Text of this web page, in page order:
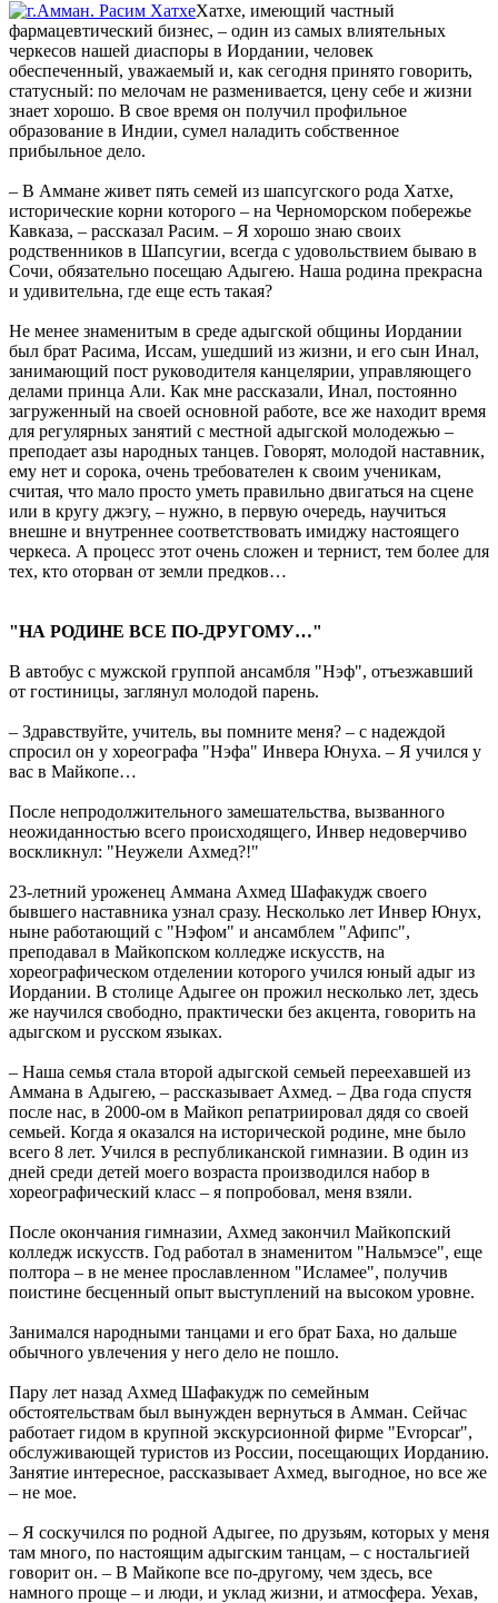
Хатхе, имеющий частный
фармацевтический бизнес, – один из самых влиятельных
черкесов нашей диаспоры в Иордании, человек
обеспеченный, уважаемый и, как сегодня принято говорить,
статусный: по мелочам не разменивается, цену себе и жизни
знает хорошо. В свое время он получил профильное
образование в Индии, сумел наладить собственное
прибыльное дело.
– В Аммане живет пять семей из шапсугского рода Хатхе,
исторические корни которого – на Черноморском побережье
Кавказа, – рассказал Расим. – Я хорошо знаю своих
родственников в Шапсугии, всегда с удовольствием бываю в
Сочи, обязательно посещаю Адыгею. Наша родина прекрасна
и удивительна, где еще есть такая?
Не менее знаменитым в среде адыгской общины Иордании
был брат Расима, Иссам, ушедший из жизни, и его сын Инал,
занимающий пост руководителя канцелярии, управляющего
делами принца Али. Как мне рассказали, Инал, постоянно
загруженный на своей основной работе, все же находит время
для регулярных занятий с местной адыгской молодежью –
преподает азы народных танцев. Говорят, молодой наставник,
ему нет и сорока, очень требователен к своим ученикам,
считая, что мало просто уметь правильно двигаться на сцене
или в кругу джэгу, – нужно, в первую очередь, научиться
внешне и внутреннее соответствовать имиджу настоящего
черкеса. А процесс этот очень сложен и тернист, тем более для
тех, кто оторван от земли предков…
"НА РОДИНЕ ВСЕ ПО-ДРУГОМУ…"
В автобус с мужской группой ансамбля "Нэф", отъезжавший
от гостиницы, заглянул молодой парень.
– Здравствуйте, учитель, вы помните меня? – с надеждой
спросил он у хореографа "Нэфа" Инвера Юнуха. – Я учился у
вас в Майкопе…
После непродолжительного замешательства, вызванного
неожиданностью всего происходящего, Инвер недоверчиво
воскликнул: "Неужели Ахмед?!"
23-летний уроженец Аммана Ахмед Шафакудж своего
бывшего наставника узнал сразу. Несколько лет Инвер Юнух,
ныне работающий с "Нэфом" и ансамблем "Афипс",
преподавал в Майкопском колледже искусств, на
хореографическом отделении которого учился юный адыг из
Иордании. В столице Адыгее он прожил несколько лет, здесь
же научился свободно, практически без акцента, говорить на
адыгском и русском языках.
– Наша семья стала второй адыгской семьей переехавшей из
Аммана в Адыгею, – рассказывает Ахмед. – Два года спустя
после нас, в 2000-ом в Майкоп репатриировал дядя со своей
семьей. Когда я оказался на исторической родине, мне было
всего 8 лет. Учился в республиканской гимназии. В один из
дней среди детей моего возраста производился набор в
хореографический класс – я попробовал, меня взяли.
После окончания гимназии, Ахмед закончил Майкопский
колледж искусств. Год работал в знаменитом "Нальмэсе", еще
полтора – в не менее прославленном "Исламее", получив
поистине бесценный опыт выступлений на высоком уровне.
Занимался народными танцами и его брат Баха, но дальше
обычного увлечения у него дело не пошло.
Пару лет назад Ахмед Шафакудж по семейным
обстоятельствам был вынужден вернуться в Амман. Сейчас
работает гидом в крупной экскурсионной фирме "Evropcar",
обслуживающей туристов из России, посещающих Иорданию.
Занятие интересное, рассказывает Ахмед, выгодное, но все же
– не мое.
– Я соскучился по родной Адыгее, по друзьям, которых у меня
там много, по настоящим адыгским танцам, – с ностальгией
говорит он. – В Майкопе все по-другому, чем здесь, все
намного проще – и люди, и уклад жизни, и атмосфера. Уехав,